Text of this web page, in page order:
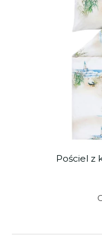
Pościel z